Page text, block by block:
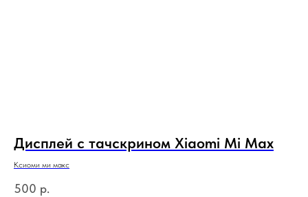
Дисплей с тачскрином Xiaomi Mi Max
Ксиоми ми макс
500 р.